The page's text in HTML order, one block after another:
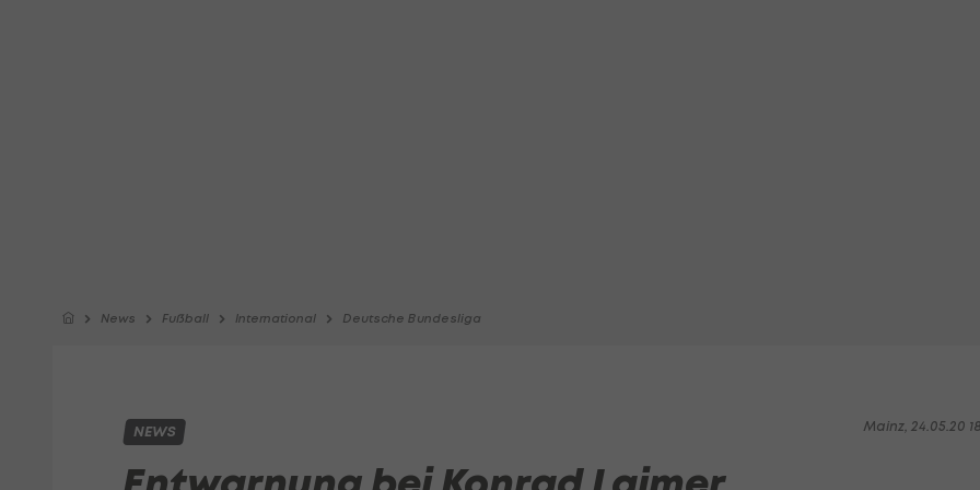
News Fußball International Deutsche Bundesliga
Mainz, 24.05.20
NEWS